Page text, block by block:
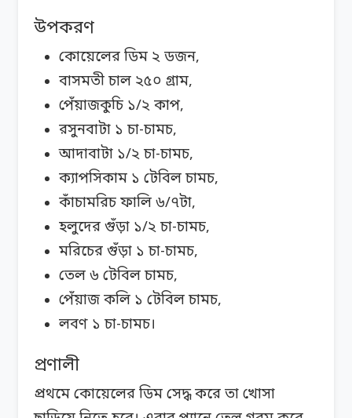
উপকরণ
কোয়েলের ডিম ২ ডজন,
বাসমতী চাল ২৫০ গ্রাম,
পেঁয়াজকুচি ১/২ কাপ,
রসুনবাটা ১ চা-চামচ,
আদাবাটা ১/২ চা-চামচ,
ক্যাপসিকাম ১ টেবিল চামচ,
কাঁচামরিচ ফালি ৬/৭টা,
হলুদের গুঁড়া ১/২ চা-চামচ,
মরিচের গুঁড়া ১ চা-চামচ,
তেল ৬ টেবিল চামচ,
পেঁয়াজ কলি ১ টেবিল চামচ,
লবণ ১ চা-চামচ।
প্রণালী
প্রথমে কোয়েলের ডিম সেদ্ধ করে তা খোসা